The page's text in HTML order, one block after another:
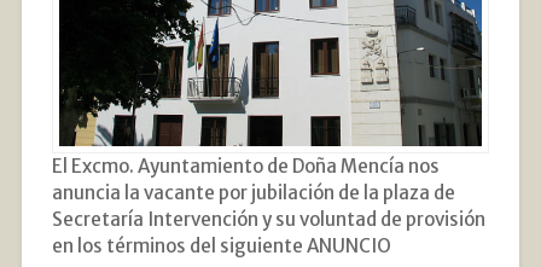
El Excmo. Ayuntamiento de Doña Mencía nos
anuncia la vacante por jubilación de la plaza de
Secretaría Intervención y su voluntad de provisión
en los términos del siguiente ANUNCIO